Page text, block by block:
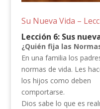
Su Nueva Vida –
Lección 6: Sus
¿Quién fija las
En una familia los
normas de vida. Les
los hijos como deben
comportarse.
Dios sabe lo que es